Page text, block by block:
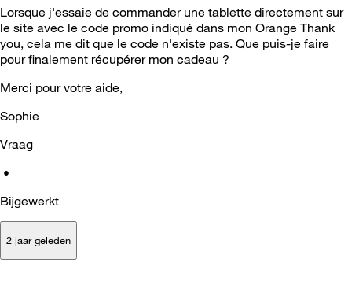
Lorsque j'essaie de commander une tablette directement sur
le site avec le code promo indiqué dans mon Orange Thank
you, cela me dit que le code n'existe pas. Que puis-je faire
pour finalement récupérer mon cadeau ?
Merci pour votre aide,
Sophie
Vraag
•
Bijgewerkt
2 jaar geleden